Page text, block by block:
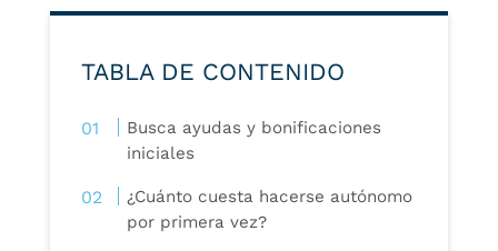
TABLA DE CONTENIDO
Busca ayudas y bonificaciones
iniciales
¿Cuánto cuesta hacerse autónomo
por primera vez?